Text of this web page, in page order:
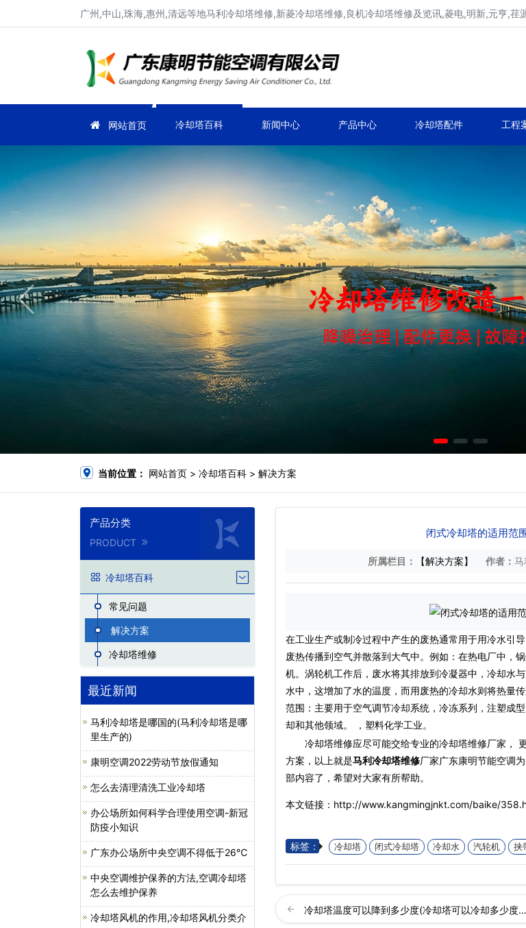
广州,中山,珠海,惠州,清远等地马利冷却塔维修,新菱冷却塔维修,良机冷却塔维修及览讯,菱电,明新,元亨,荏
网站首页 冷却塔百科 新闻中心 产品中心 冷却塔配件 工程
当前位置： 网站首页 > 冷却塔百科 > 解决方案
产品分类
PRODUCT
冷却塔百科
常见问题
解决方案
冷却塔维修
最近新闻
马利冷却塔是哪国的(马利冷却塔是哪
里生产的)
康明空调2022劳动节放假通知
怎么去清理清洗工业冷却塔
办公场所如何科学合理使用空调-新冠
防疫小知识
广东办公场所中央空调不得低于26℃
中央空调维护保养的方法,空调冷却塔
怎么去维护保养
冷却塔风机的作用,冷却塔风机分类介
闭式冷却塔的适用范
所属栏目： 【解决方案】 作者： 马
在工业生产或制冷过程中产生的废热通常用于用冷水引
废热传播到空气并散落到大气中。例如：在热电厂中，
机。涡轮机工作后，废水将其排放到冷凝器中，冷却水
水中，这增加了水的温度，而用废热的冷却水则将热量
范围：主要用于空气调节冷却系统，冷冻系列，注塑成
却和其他领域。 ，塑料化学工业。
冷却塔维修应尽可能交给专业的冷却塔维修厂家，
方案，以上就是马利冷却塔维修厂家广东康明节能空调
部内容了，希望对大家有所帮助。
本文链接：http://www.kangmingjnkt.com/baike/
标签： 冷却塔 闭式冷却塔 冷却水 汽轮机 挟
冷却塔温度可以降到多少度(冷却塔可以冷却多少度…